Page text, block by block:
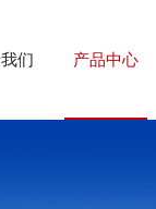
们 产品中心